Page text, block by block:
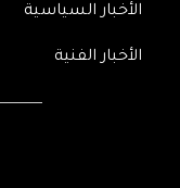
الأخبار السياسية
الأخبار الفنية